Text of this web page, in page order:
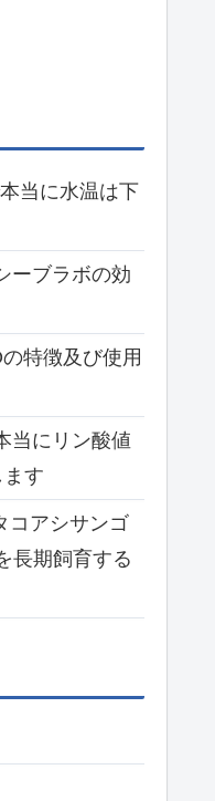
当に水温は下
ーブラボの効
特徴及び使用
当にリン酸値
ます
コアシサンゴ
長期飼育する